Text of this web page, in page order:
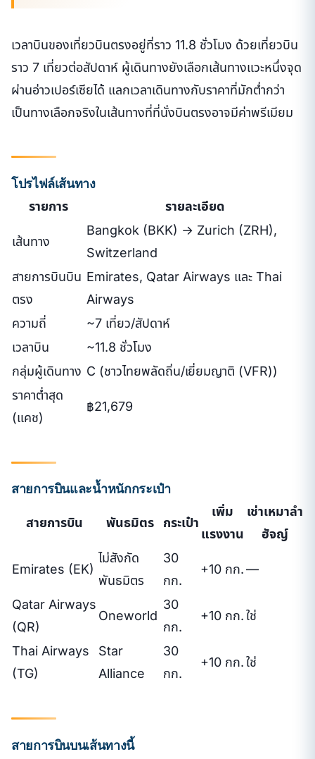
เวลาบินของเที่ยวบินตรงอยู่ที่ราว 11.8 ชั่วโมง ด้วยเที่ยวบิน
ราว 7 เที่ยวต่อสัปดาห์ ผู้เดินทางยังเลือกเส้นทางแวะหนึ่งจุด
ผ่านอ่าวเปอร์เซียได้ แลกเวลาเดินทางกับราคาที่มักต่ำกว่า
เป็นทางเลือกจริงในเส้นทางที่ที่นั่งบินตรงอาจมีค่าพรีเมียม
โปรไฟล์เส้นทาง
รายการ รายละเอียด
เส้นทาง
Bangkok (BKK) → Zurich (ZRH),
Switzerland
สายการบินบิน
ตรง
Emirates, Qatar Airways และ Thai
Airways
ความถี่
~7 เที่ยว/สัปดาห์
เวลาบิน
~11.8 ชั่วโมง
กลุ่มผู้เดินทาง C (ชาวไทยพลัดถิ่น/เยี่ยมญาติ (VFR))
ราคาต่ำสุด
(แคช)
฿21,679
สายการบินและน้ำหนักกระเป๋า
สายการบิน พันธมิตร กระเป๋า
เพิ่ม
แรงงาน
เช่าเหมาลำ
ฮัจญ์
Emirates (EK)
ไม่สังกัด
พันธมิตร
30
กก.
+10 กก.—
Qatar Airways
(QR)
Oneworld
30
กก.
+10 กก.ใช่
Thai Airways
(TG)
Star
Alliance
30
กก.
+10 กก.ใช่
สายการบินบนเส้นทางนี้